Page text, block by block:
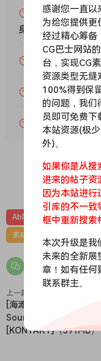
•KROSPER Pro 机架
•额外工具与效果图层
•模板/序列（含含）
•指南（含英文）
The complete hard
racks to design
WHAT IS THE HARD
The HardTechno
for modern hard
drops, and pro
move fast and hit
WHY PRODUCERS
Built for speed,
Everything is
clean on big systems.
INSTANT RESULTS
Make usable, heavy
tweaking, no fluff.
CLUB-DESTROYING
Designed for
feels inevitable.
PRO WORKFLOW
Racks, presets,
赞助包月VIP（
身VIP）吗？
为什么付款了
账号可以分享
VIP会员剩余时
Ableton Live
素材
上一篇
[海滩潮汐池音景氛围音源]
Soundiron Glass Beach
[KONTAKT]（391MB）
感谢您一直以
为给您提供更
经过精心筹备
CG巴士网站
台，实现CG
资源类型无缝
100%得到保
的问题，我们
员即可免费下
本站资源(极
外)。
如果你是从搜
进来的帖子资
因为本站进行
引库的不一致
框中重新搜索
本次升级是我
未来的全新展
章！如有任何
联系群主。